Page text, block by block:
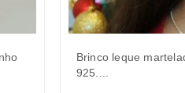
brinco leque martelado em prata
925....